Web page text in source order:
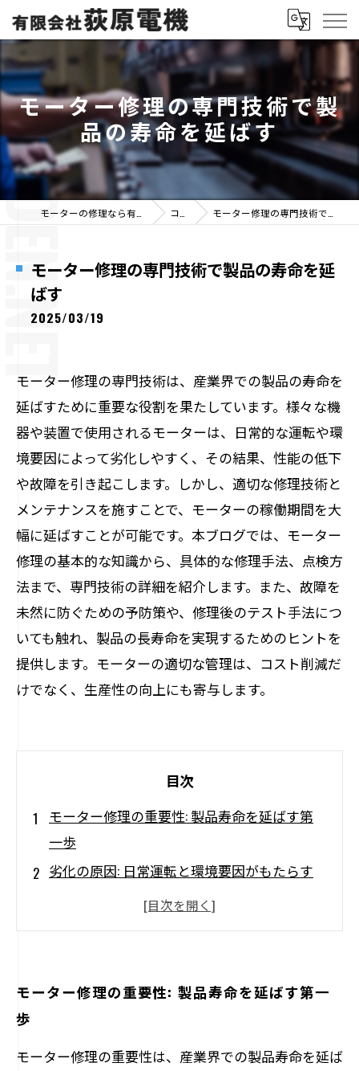
モーター修理の専門技術で製
品の寿命を延ばす
コラム モーター修理の専門技術で製品の寿命を延ばす
モーター修理の専門技術で製品の寿命を延
ばす
2025/03/19
モーター修理の専門技術は、産業界での製品の寿命を
延ばすために重要な役割を果たしています。様々な機
器や装置で使用されるモーターは、日常的な運転や環
境要因によって劣化しやすく、その結果、性能の低下
や故障を引き起こします。しかし、適切な修理技術と
メンテナンスを施すことで、モーターの稼働期間を大
幅に延ばすことが可能です。本ブログでは、モーター
修理の基本的な知識から、具体的な修理手法、点検方
法まで、専門技術の詳細を紹介します。また、故障を
未然に防ぐための予防策や、修理後のテスト手法につ
いても触れ、製品の長寿命を実現するためのヒントを
提供します。モーターの適切な管理は、コスト削減だ
けでなく、生産性の向上にも寄与します。
目次
モーター修理の重要性: 製品寿命を延ばす第
一歩
劣化の原因: 日常運転と環境要因がもたらす
修理技術の解明: 成功するモーター修理の秘
メンテナンスの見直し: 故障を未然に防ぐ方
法
ロセス
モーター修理の重要性: 製品寿命を延ばす第一
歩
モーター修理の重要性は、産業界での製品寿命を延ば